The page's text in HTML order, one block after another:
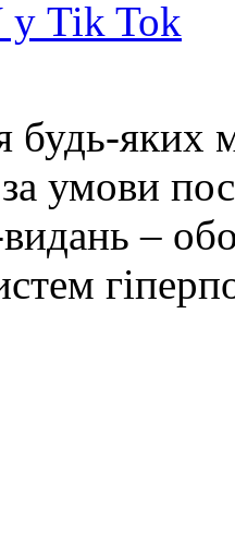
Tik Tok
яких
за умови
–